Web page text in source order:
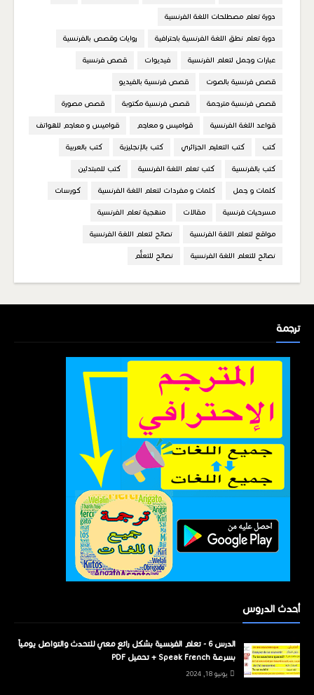
دورة تعلم مصطلحات اللغة الفرنسية
دورة تعلم نطق اللغة الفرنسية باحترافية روايات وقصص بالفرنسية
عبارات وجمل لتعلم الفرنسية فيديوات قصص فرنسية
قصص فرنسية بالصوت قصص فرنسية بالفيديو
قصص فرنسية مترجمة قصص فرنسية مكتوبة قصص مصورة
قواعد اللغة الفرنسية قواميس و معاجم قواميس و معاجم للهواتف
كتب كتب التعليم الجزائري كتب بالإنجليزية كتب بالعربية
كتب بالفرنسية كتب تعلم اللغة الفرنسية كتب للمبتدئين
كلمات و جمل كلمات و مفردات لتعلم اللغة الفرنسية كورسات
مسرحيات فرنسية مقالات منهجية تعلم الفرنسية
مواقع لتعلم اللغة الفرنسية نصائح لتعلم اللغة الفرنسية
نصائح للتعلم اللغة الفرنسية نصائح للتعلُّم
ترجمة
أحدث الدروس
الدرس 6 - تعلم الفرنسية بشكل رائع معي للتحدث والتواصل يومياً
بسرعة Speak French + تحميل PDF
يونيو 18, 2024